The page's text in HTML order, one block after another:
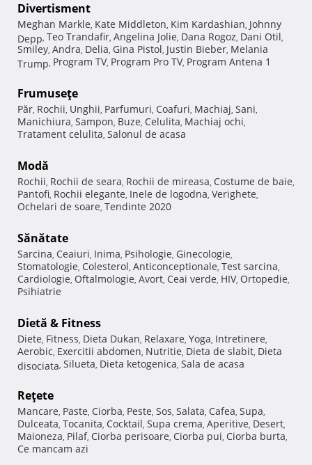
Divertisment
Meghan Markle, Kate Middleton, Kim Kardashian, Johnny
Depp, Teo Trandafir, Angelina Jolie, Dana Rogoz, Dani Otil,
Smiley, Andra, Delia, Gina Pistol, Justin Bieber, Melania
Trump, Program TV, Program Pro TV, Program Antena 1
Frumuseţe
Păr, Rochii, Unghii, Parfumuri, Coafuri, Machiaj, Sani,
Manichiura, Sampon, Buze, Celulita, Machiaj ochi,
Tratament celulita, Salonul de acasa
Modă
Rochii, Rochii de seara, Rochii de mireasa, Costume de baie,
Pantofi, Rochii elegante, Inele de logodna, Verighete,
Ochelari de soare, Tendinte 2020
Sănătate
Sarcina, Ceaiuri, Inima, Psihologie, Ginecologie,
Stomatologie, Colesterol, Anticonceptionale, Test sarcina,
Cardiologie, Oftalmologie, Avort, Ceai verde, HIV, Ortopedie,
Psihiatrie
Dietă & Fitness
Diete, Fitness, Dieta Dukan, Relaxare, Yoga, Intretinere,
Aerobic, Exercitii abdomen, Nutritie, Dieta de slabit, Dieta
disociata, Silueta, Dieta ketogenica, Sala de acasa
Reţete
Mancare, Paste, Ciorba, Peste, Sos, Salata, Cafea, Supa,
Dulceata, Tocanita, Cocktail, Supa crema, Aperitive, Desert,
Maioneza, Pilaf, Ciorba perisoare, Ciorba pui, Ciorba burta,
Ce mancam azi